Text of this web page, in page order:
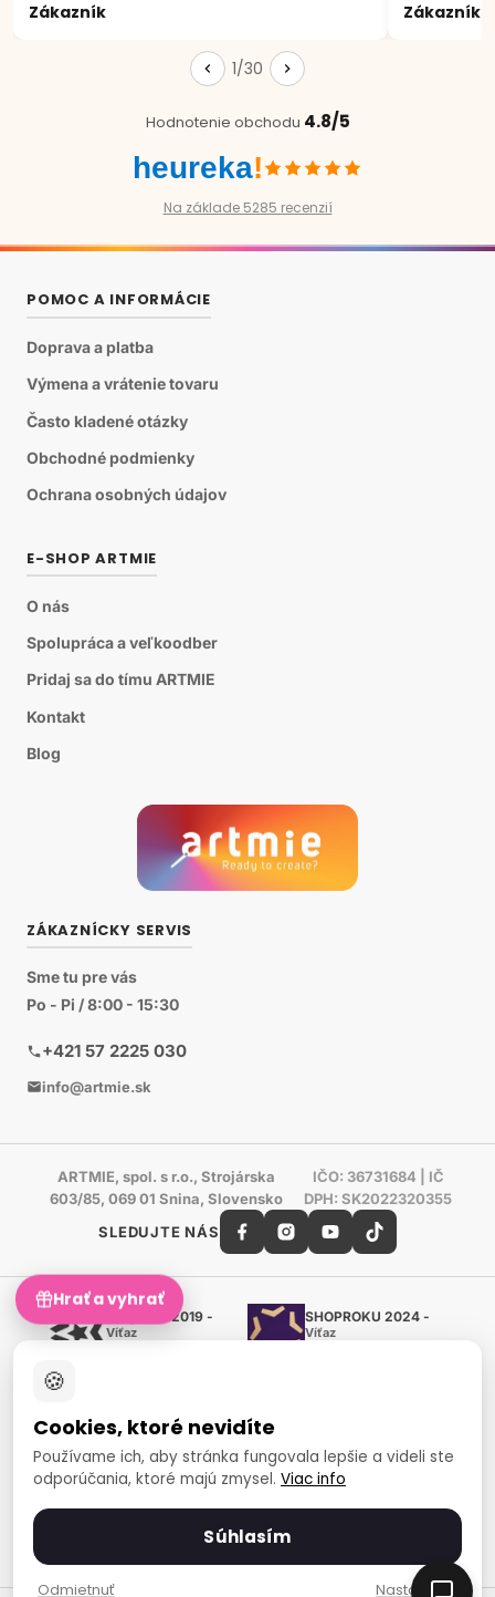
Zákazník Zákazník
1/30
Hodnotenie obchodu 4.8/5
heureka!
Na základe 5285 recenzií
POMOC A INFORMÁCIE
Doprava a platba
Výmena a vrátenie tovaru
Často kladené otázky
Obchodné podmienky
Ochrana osobných údajov
E-SHOP ARTMIE
O nás
Spolupráca a veľkoodber
Pridaj sa do tímu ARTMIE
Kontakt
Blog
ZÁKAZNÍCKY SERVIS
Sme tu pre vás
Po - Pi / 8:00 - 15:30
+421 57 2225 030
info@artmie.sk
ARTMIE, spol. s r.o., Strojárska
603/85, 069 01 Snina, Slovensko
IČO: 36731684 | IČ
DPH: SK2022320355
SLEDUJTE NÁS
Shoproku 2019 -
Víťaz
SHOPROKU 2024 -
Víťaz
European Art Awards
Organizátor medzinárodnej
súťaže
Európsky sociálny fond
Zamestnanosť a sociálna
🍪
Cookies, ktoré nevidíte
Používame ich, aby stránka fungovala lepšie a videli ste
odporúčania, ktoré majú zmysel. Viac info
Súhlasím
Odmietnuť Nastavenia
Hrať a vyhrať